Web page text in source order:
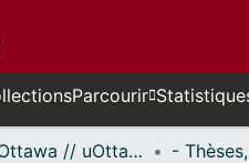
Parcourir
Thèses uOttawa // uOttawa Theses